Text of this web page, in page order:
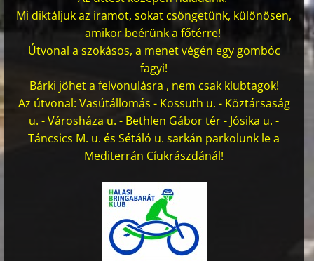
Mi diktáljuk az iramot, sokat csöngetünk, különösen,
amikor beérünk a főtérre!
Útvonal a szokásos, a menet végén egy gombóc
fagyi!
Bárki jöhet a felvonulásra , nem csak klubtagok!
Az útvonal: Vasútállomás - Kossuth u. - Köztársaság
u. - Városháza u. - Bethlen Gábor tér - Jósika u. -
Táncsics M. u. és Sétáló u. sarkán parkolunk le a
Mediterrán Cíukrászdánál!